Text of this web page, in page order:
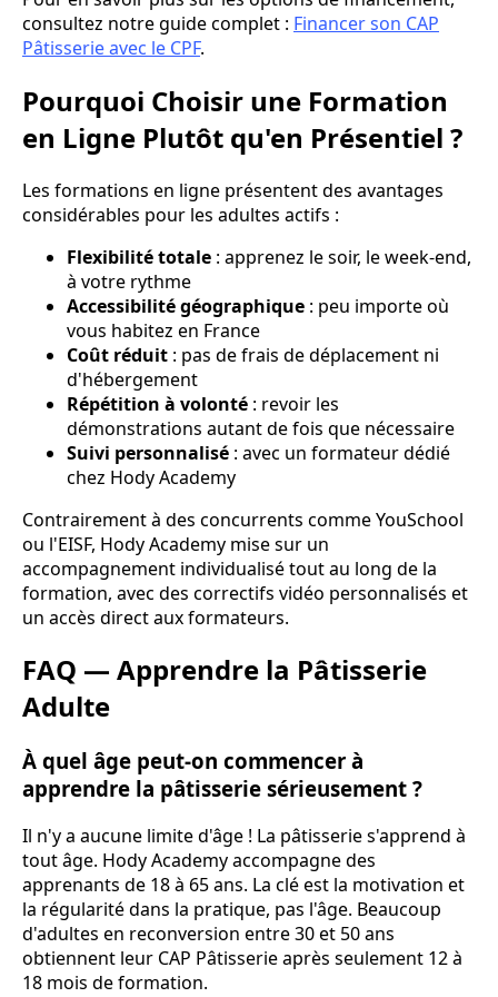
consultez notre guide complet : Financer son CAP
Pâtisserie avec le CPF.
Pourquoi Choisir une Formation
en Ligne Plutôt qu'en Présentiel ?
Les formations en ligne présentent des avantages
considérables pour les adultes actifs :
Flexibilité totale : apprenez le soir, le week-end,
à votre rythme
Accessibilité géographique : peu importe où
vous habitez en France
Coût réduit : pas de frais de déplacement ni
d'hébergement
Répétition à volonté : revoir les
démonstrations autant de fois que nécessaire
Suivi personnalisé : avec un formateur dédié
chez Hody Academy
Contrairement à des concurrents comme YouSchool
ou l'EISF, Hody Academy mise sur un
accompagnement individualisé tout au long de la
formation, avec des correctifs vidéo personnalisés et
un accès direct aux formateurs.
FAQ — Apprendre la Pâtisserie
Adulte
À quel âge peut-on commencer à
apprendre la pâtisserie sérieusement ?
Il n'y a aucune limite d'âge ! La pâtisserie s'apprend à
tout âge. Hody Academy accompagne des
apprenants de 18 à 65 ans. La clé est la motivation et
la régularité dans la pratique, pas l'âge. Beaucoup
d'adultes en reconversion entre 30 et 50 ans
obtiennent leur CAP Pâtisserie après seulement 12 à
18 mois de formation.